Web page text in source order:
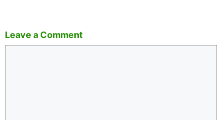
Leave a Comment